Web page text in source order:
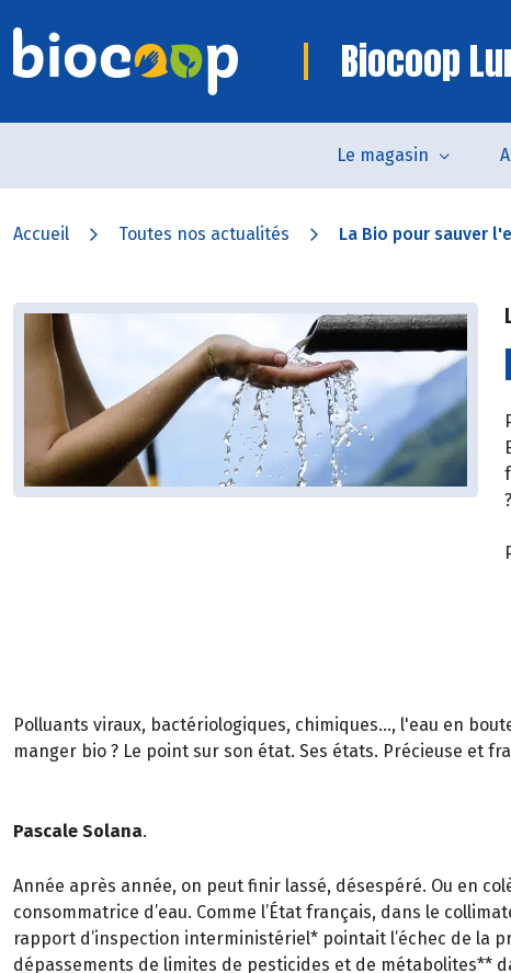
Biocoop
Le magasin
Accueil Toutes nos actualités La Bio pour sauver
?
Polluants viraux, bactériologiques, chimiques..., l'eau en
manger bio ? Le point sur son état. Ses états. Précieuse et
Pascale Solana.
Année après année, on peut finir lassé, désespéré. Ou en
consommatrice d’eau. Comme l’État français, dans le
rapport d’inspection interministériel* pointait l’échec de la
dépassements de limites de pesticides et de métabolites**